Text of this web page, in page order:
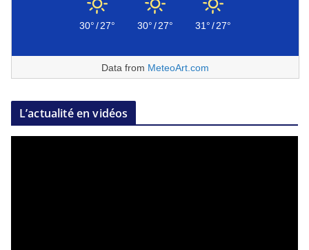
30°/27° 30°/27° 31°/27°
Data from MeteoArt.com
L’actualité en vidéos